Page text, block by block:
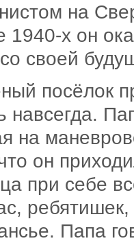
на
1940-х он
своей
посёлок
навсегда.
на
он
при себе
Папа